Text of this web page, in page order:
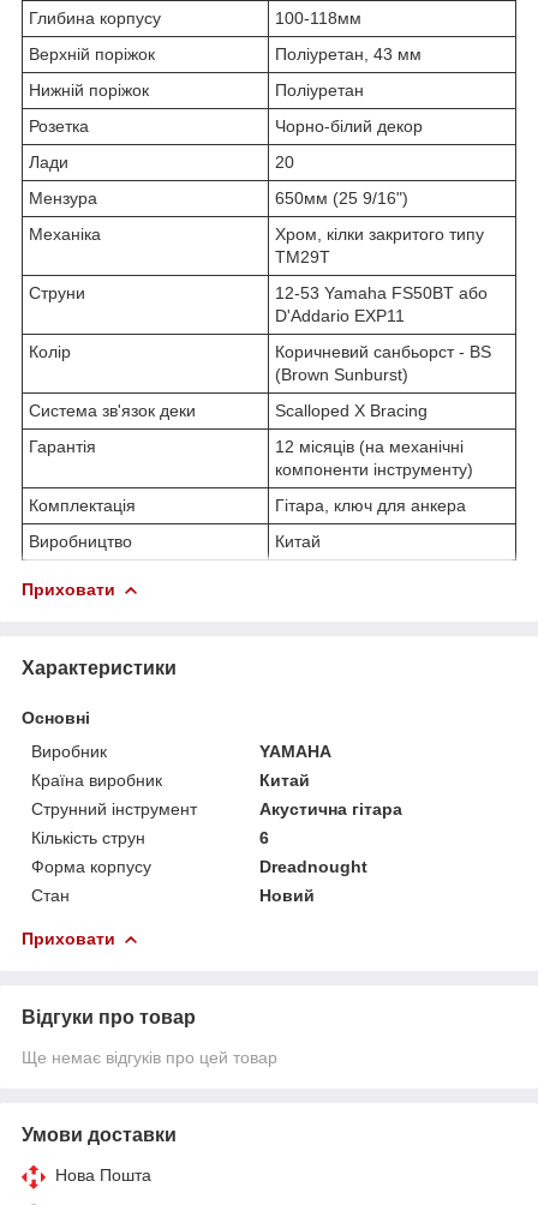
Глибина корпусу
100-118мм
Верхній поріжок
Поліуретан, 43 мм
Нижній поріжок
Поліуретан
Розетка
Чорно-білий декор
Лади
20
Мензура
650мм (25 9/16")
Механіка
Хром, кілки закритого типу
TM29T
Струни
12-53 Yamaha FS50BT або
D'Addario EXP11
Колір
Коричневий санбьорст - BS
(Brown Sunburst)
Система зв'язок деки
Scalloped X Bracing
Гарантія
12 місяців (на механічні
компоненти інструменту)
Комплектація
Гітара, ключ для анкера
Виробництво
Китай
Приховати
Характеристики
Основні
Виробник
YAMAHA
Країна виробник
Китай
Струнний інструмент
Акустична гітара
Кількість струн
6
Форма корпусу
Dreadnought
Стан
Новий
Приховати
Відгуки про товар
Ще немає відгуків про цей товар
Умови доставки
Нова Пошта